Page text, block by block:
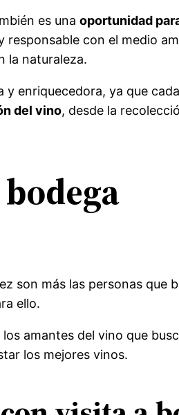
es unaoportunidad
con el medio
la naturaleza.
y enriquecedora, ya que
del vino, desde la
son más las personas
ello.
amantes del vino que
los mejores vinos.